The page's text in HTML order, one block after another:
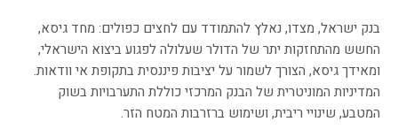
בנק ישראל, מצדו, נאלץ להתמודד עם לחצים כפולים: מחד גיסא,
החשש מהתחזקות יתר של הדולר שעלולה לפגוע ביצוא הישראלי,
ומאידך גיסא, הצורך לשמור על יציבות פיננסית בתקופת אי וודאות.
המדיניות המוניטרית של הבנק המרכזי כוללת התערבויות בשוק
המטבע, שינויי ריבית, ושימוש ברזרבות המטח הזר.